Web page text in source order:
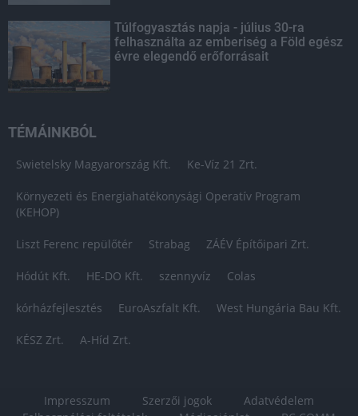
Túlfogyasztás napja - július 30-ra
felhasználta az emberiség a Föld egész
évre elegendő erőforrásait
TÉMÁINKBÓL
Swietelsky Magyarország Kft. Ke-Víz 21 Zrt.
Környezeti és Energiahatékonysági Operatív Program
(KEHOP)
Liszt Ferenc repülőtér Strabag ZÁÉV Építőipari Zrt.
Hódút Kft. HE-DO Kft. szennyvíz Colas
kórházfejlesztés EuroAszfalt Kft. West Hungária Bau Kft.
KÉSZ Zrt. A-Híd Zrt.
Impresszum Szerzői jogok
Adatvédelem